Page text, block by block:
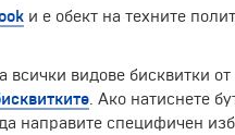
и е обект на техните
видове бисквитки
. Ако натиснете
направите специфичен